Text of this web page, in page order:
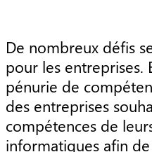
De nombreux défis
pour les entreprises.
pénurie de
des entreprises
compétences de
informatiques afin